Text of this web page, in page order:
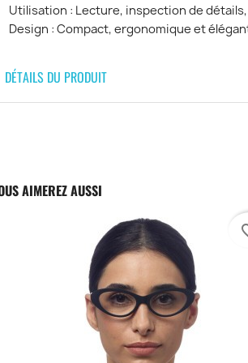
Utilisation : Lecture, inspection de
Design : Compact, ergonomique et
DÉTAILS DU PRODUIT
AIMEREZ AUSSI